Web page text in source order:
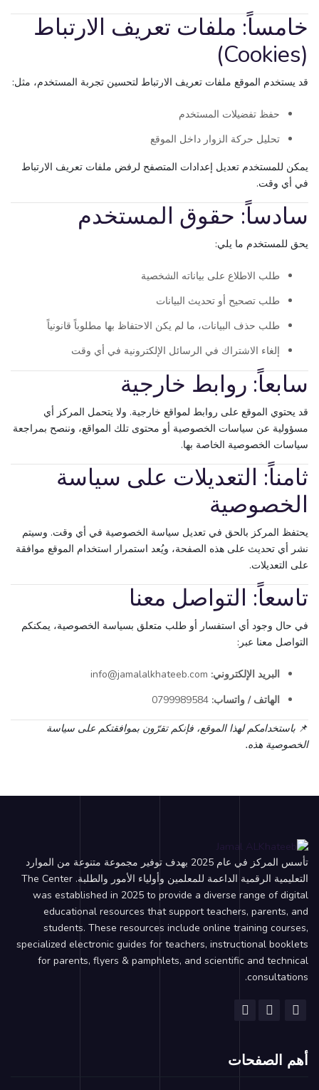
خامساً: ملفات تعريف الارتباط
(Cookies)
قد يستخدم الموقع ملفات تعريف الارتباط لتحسين تجربة المستخدم، مثل:
حفظ تفضيلات المستخدم
تحليل حركة الزوار داخل الموقع
يمكن للمستخدم تعديل إعدادات المتصفح لرفض ملفات تعريف الارتباط
في أي وقت.
سادساً: حقوق المستخدم
يحق للمستخدم ما يلي:
طلب الاطلاع على بياناته الشخصية
طلب تصحيح أو تحديث البيانات
طلب حذف البيانات، ما لم يكن الاحتفاظ بها مطلوباً قانونياً
إلغاء الاشتراك في الرسائل الإلكترونية في أي وقت
سابعاً: روابط خارجية
قد يحتوي الموقع على روابط لمواقع خارجية. ولا يتحمل المركز أي
مسؤولية عن سياسات الخصوصية أو محتوى تلك المواقع، وننصح بمراجعة
سياسات الخصوصية الخاصة بها.
ثامناً: التعديلات على سياسة
الخصوصية
يحتفظ المركز بالحق في تعديل سياسة الخصوصية في أي وقت. وسيتم
نشر أي تحديث على هذه الصفحة، ويُعد استمرار استخدام الموقع موافقة
على التعديلات.
تاسعاً: التواصل معنا
في حال وجود أي استفسار أو طلب متعلق بسياسة الخصوصية، يمكنكم
التواصل معنا عبر:
البريد الإلكتروني: info@jamalalkhateeb.com
الهاتف / واتساب:
📌 باستخدامكم لهذا الموقع، فإنكم تقرّون بموافقتكم على سياسة
الخصوصية هذه.
تأسس المركز في عام 2025 بهدف توفير مجموعة متنوعة من الموارد
التعليمية الرقمية الداعمة للمعلمين وأولياء الأمور والطلبة. The Center
was established in 2025 to provide a diverse range of digital
educational resources that support teachers, parents, and
students. These resources include online training courses,
specialized electronic guides for teachers, instructional booklets
for parents, flyers & pamphlets, and scientific and technical
consultations.
أهم الصفحات